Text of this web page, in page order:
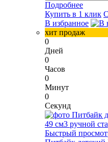
Подробнее
Купить в 1 клик
В избранное
хит продаж
0
Дней
0
Часов
0
Минут
0
Секунд
Быстрый